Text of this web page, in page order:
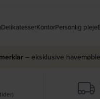
DelikatesserKontorPersonlig pleje
– eksklusive